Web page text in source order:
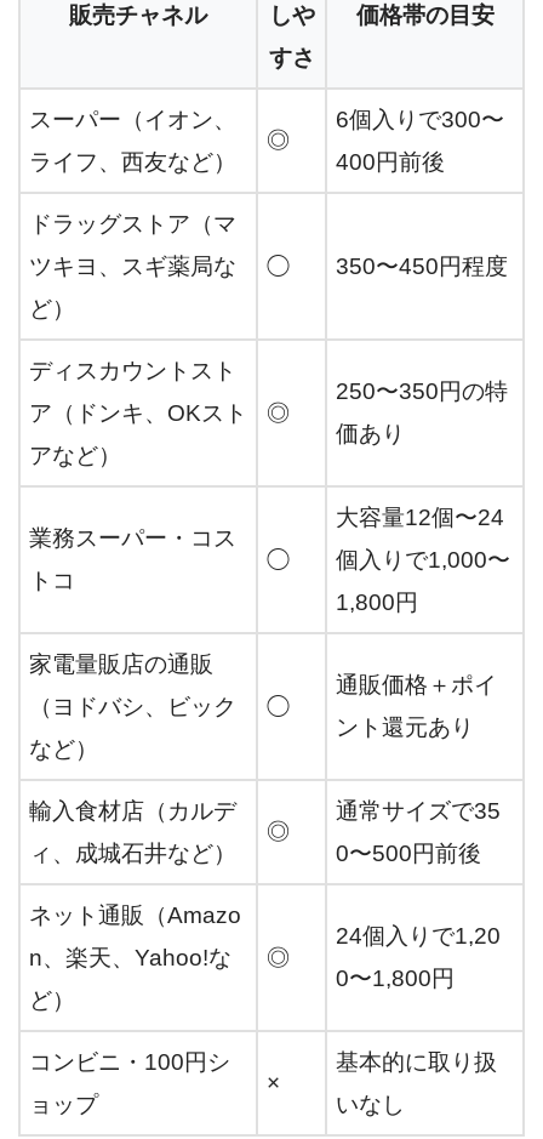
販売チャネル
しや
すさ
価格帯の目安
スーパー（イオン、
ライフ、西友など）
◎
6個入りで300〜
400円前後
ドラッグストア（マ
ツキヨ、スギ薬局な
ど）
◯ 350〜450円程度
ディスカウントスト
ア（ドンキ、OKスト
アなど）
◎
250〜350円の特
価あり
業務スーパー・コス
トコ
◯
大容量12個〜24
個入りで1,000〜
1,800円
家電量販店の通販
（ヨドバシ、ビック
など）
◯
通販価格＋ポイ
ント還元あり
輸入食材店（カルデ
ィ、成城石井など）
◎
通常サイズで35
0〜500円前後
ネット通販（Amazo
n、楽天、Yahoo!な
ど）
◎
24個入りで1,20
0〜1,800円
コンビニ・100円シ
ョップ
×
基本的に取り扱
いなし